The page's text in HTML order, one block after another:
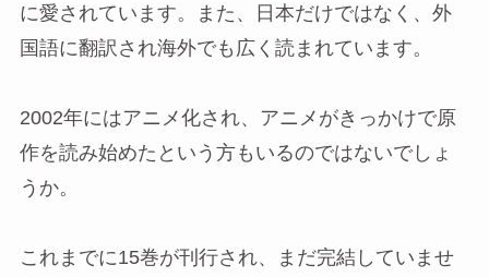
に愛されています。また、日本だけではなく、外
国語に翻訳され海外でも広く読まれています。
2002年にはアニメ化され、アニメがきっかけで原
作を読み始めたという方もいるのではないでしょ
うか。
これまでに15巻が刊行され、まだ完結していませ